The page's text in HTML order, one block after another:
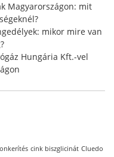
Magyarországon: mit
mikor mire van
Hungária Kft.-vel
cink biszglicinát Cluedo